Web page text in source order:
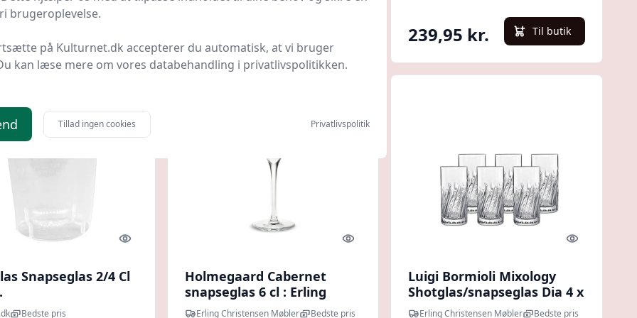
239,95 kr. Til butik
Quick look
Snapseglas 2/4 Cl
Bedste pris
Quick look
Holmegaard Cabernet
snapseglas 6 cl : Erling
Christensen Møbler
Erling Christensen Møbler Bedste pris
Quick look
Luigi Bormioli Mixology
Shotglas/snapseglas Dia 4 x
8,8 cm 7 cl 6 stk - Klar :
Erling Christensen Møbler Bedste pris
brugeroplevelse.
på Kulturnet.dk accepterer du automatisk, at vi bruger
kan læse mere om vores databehandling i privatlivspolitikken.
Tillad ingen cookies Privatlivspolitik